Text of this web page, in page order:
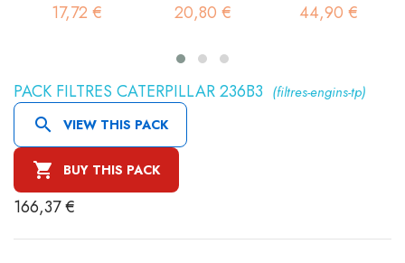
17,72 € 20,80 € 44,90 €
PACK FILTRES CATERPILLAR 236B3 (filtres-engins-tp)
 VIEW THIS PACK
 BUY THIS PACK
166,37 €